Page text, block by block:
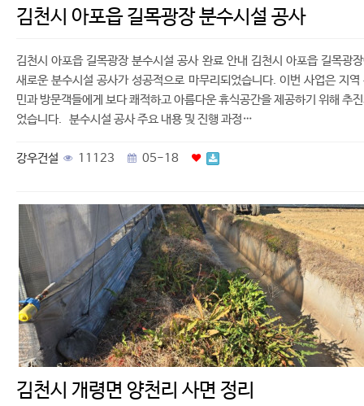
김천시 아포읍 길목광장 분수시설 공사
김천시 아포읍 길목광장 분수시설 공사 완료 안내 김천시 아포읍 길목광
새로운 분수시설 공사가 성공적으로 마무리되었습니다. 이번 사업은 지역
민과 방문객들에게 보다 쾌적하고 아름다운 휴식공간을 제공하기 위해 추
었습니다. 분수시설 공사 주요 내용 및 진행 과정…
강우건설 11123 05-18
김천시 개령면 양천리 사면 정리